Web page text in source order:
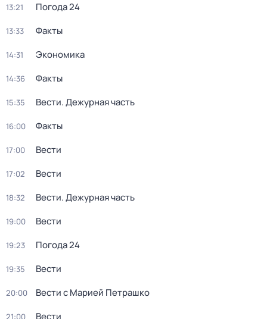
13:21 Погода 24
13:33 Факты
14:31 Экономика
14:36 Факты
15:35 Вести. Дежурная часть
16:00 Факты
17:00 Вести
17:02 Вести
18:32 Вести. Дежурная часть
19:00 Вести
19:23 Погода 24
19:35 Вести
20:00 Вести с Марией Петрашко
21:00 Вести